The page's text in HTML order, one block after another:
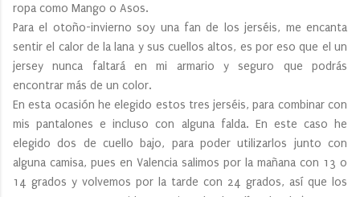
ropa como Mango o Asos.
Para el otoño-invierno soy una fan de los jerséis, me encanta
sentir el calor de la lana y sus cuellos altos, es por eso que el un
jersey nunca faltará en mi armario y seguro que podrás
encontrar más de un color.
En esta ocasión he elegido estos tres jerséis, para combinar con
mis pantalones e incluso con alguna falda. En este caso he
elegido dos de cuello bajo, para poder utilizarlos junto con
alguna camisa, pues en Valencia salimos por la mañana con 13 o
14 grados y volvemos por la tarde con 24 grados, así que los